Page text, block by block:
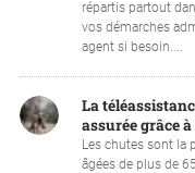
répartis partout
vos démarches
agent si besoin....
La
assurée grâce
Les chutes sont la
âgées de plus de